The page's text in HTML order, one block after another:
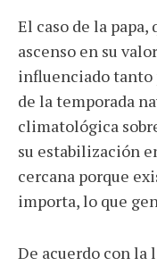
El caso de la
ascenso en su
influenciado tanto
de la temporada
climatológica
su estabilización
cercana porque
importa, lo que
De acuerdo con